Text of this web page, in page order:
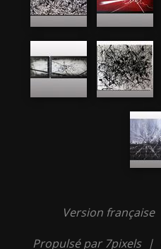
Version française
Propulsé par 7pixels |